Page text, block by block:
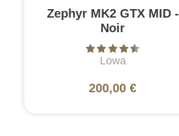
Zephyr MK2 GTX MID -
Noir
Lowa
200,00 €